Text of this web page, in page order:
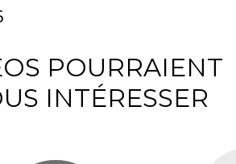
POURRAIENT
INTÉRESSER